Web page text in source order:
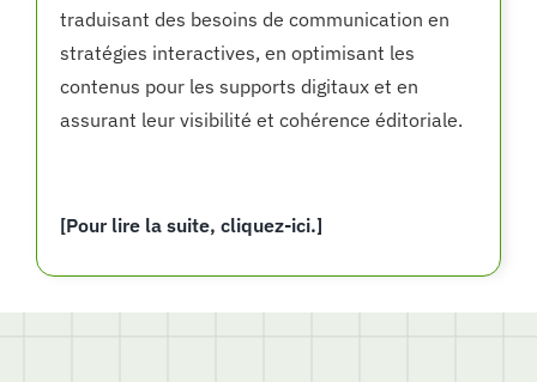
traduisant des besoins de communication en
stratégies interactives, en optimisant les
contenus pour les supports digitaux et en
assurant leur visibilité et cohérence éditoriale.
[Pour lire la suite, cliquez-ici.]